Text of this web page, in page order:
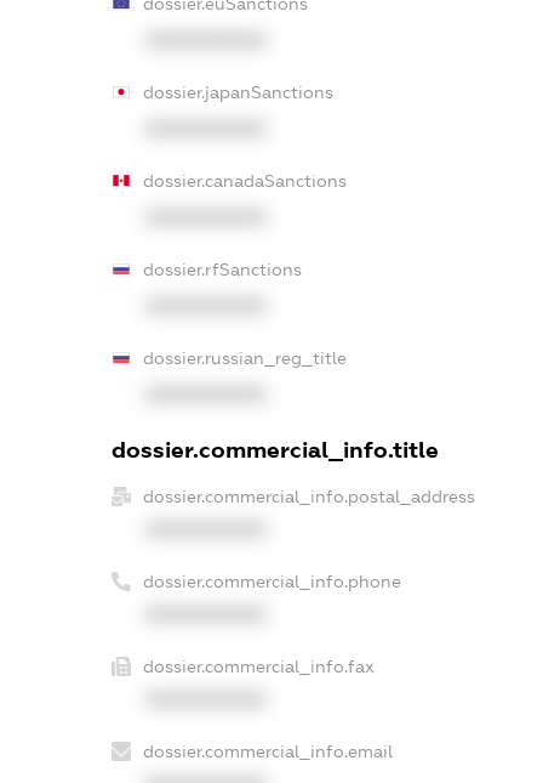
dossier.japanSanctions
dossier.canadaSanctions
dossier.rfSanctions
dossier.russian_reg_title
dossier.commercial_info.title
dossier.commercial_info.postal_address
dossier.commercial_info.phone
dossier.commercial_info.fax
dossier.commercial_info.email